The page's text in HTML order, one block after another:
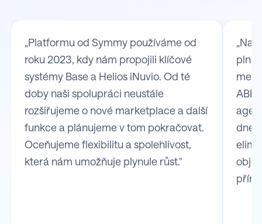
„Platformu od Symmy používáme od
roku 2023, kdy nám propojili klíčové
systémy Base a Helios iNuvio. Od té
doby naši spolupráci neustále
rozšiřujeme o nové marketplace a další
funkce a plánujeme v tom pokračovat.
Oceňujeme flexibilitu a spolehlivost,
která nám umožňuje plynule růst."
„Na
plně
mezi
dnes